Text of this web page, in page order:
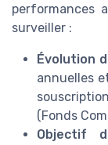
performances
surveiller :
Évolution
annuelles
(Fonds
Objectif